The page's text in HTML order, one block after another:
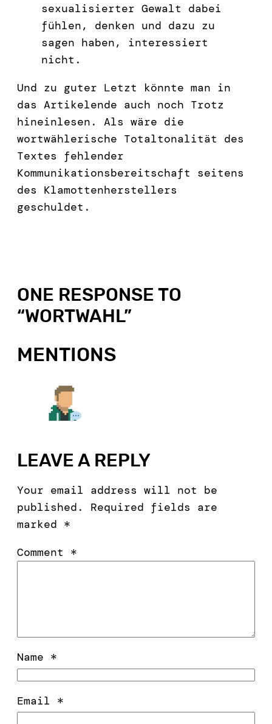
sexualisierter Gewalt dabei
fühlen, denken und dazu zu
sagen haben, interessiert
nicht.
Und zu guter Letzt könnte man in
das Artikelende auch noch Trotz
hineinlesen. Als wäre die
wortwählerische Totaltonalität des
Textes fehlender
Kommunikationsbereitschaft seitens
des Klamottenherstellers
geschuldet.
ONE RESPONSE TO
“WORTWAHL”
MENTIONS
LEAVE A REPLY
Your email address will not be
published.
Required fields are
marked *
Comment *
Name *
Email *